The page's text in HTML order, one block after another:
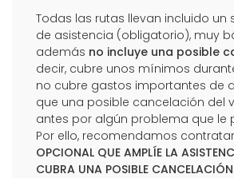
Todas las rutas llevan incluido un
de asistencia (obligatorio), muy
además no incluye una posible
decir, cubre unos mínimos
no cubre gastos importantes de
que una posible cancelación del
antes por algún problema que le
Por ello, recomendamos
OPCIONAL QUE AMPLÍE LA
CUBRA UNA POSIBLE CANCELACIÓN